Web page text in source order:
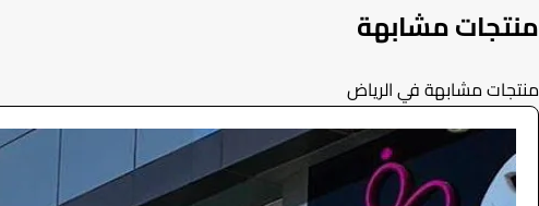
منتجات مشابهة
منتجات مشابهة في الرياض
دب مهرج